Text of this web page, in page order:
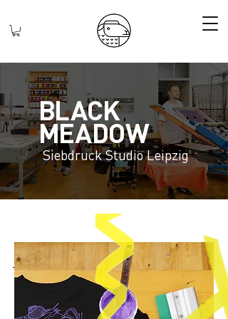
BLACK
MEADOW
Siebdruck Studio Leipzig
WAS KÖNNEN WIR FÜR
EUCH TUN?